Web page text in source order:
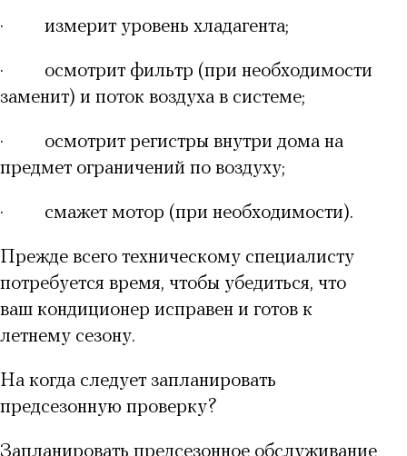
· измерит уровень хладагента;
·
осмотрит фильтр (при необходимости
заменит) и поток воздуха в системе;
·
осмотрит регистры внутри дома на
предмет ограничений по воздуху;
· смажет мотор (при необходимости).
Прежде всего техническому специалисту
потребуется время, чтобы убедиться, что
ваш кондиционер исправен и готов к
летнему сезону.
На когда следует запланировать
предсезонную проверку?
Запланировать предсезонное обслуживание